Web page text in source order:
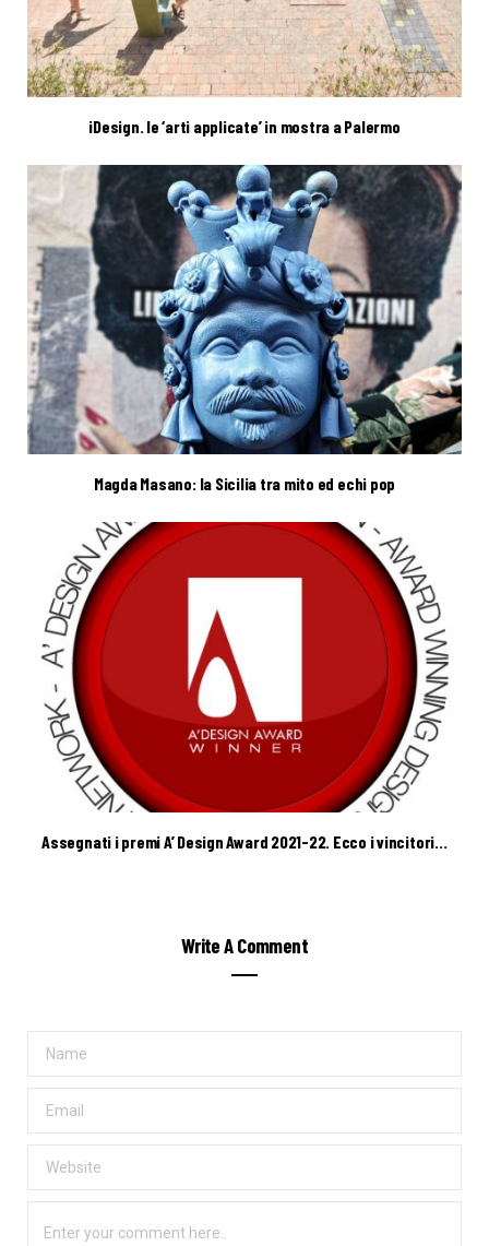
iDesign. le ‘arti applicate’ in mostra a Palermo
Magda Masano: la Sicilia tra mito ed echi pop
Assegnati i premi A’ Design Award 2021-22. Ecco i vincitori…
Write A Comment